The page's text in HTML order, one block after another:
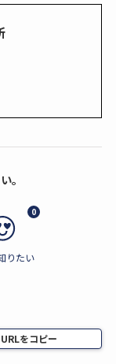
。
0
りたい
URLをコピー